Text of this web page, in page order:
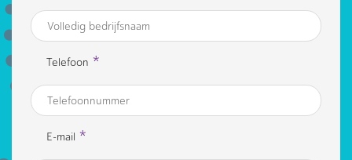
Telefoon *
E-mail *